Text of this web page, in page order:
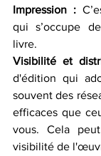
Impression :
qui s’occupe
livre.
Visibilité et
d'édition qui
souvent des
efficaces que
vous. Cela
visibilité de